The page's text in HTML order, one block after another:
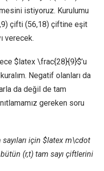
istiyoruz. Kurulumu
çifti (56,18) çiftine eşit
verecek.
$latex \frac{28}{9}$’u
Negatif olanları da
da değil de tam
gereken soru
için $latex m\cdot
(r,t) tam sayı çiftlerini